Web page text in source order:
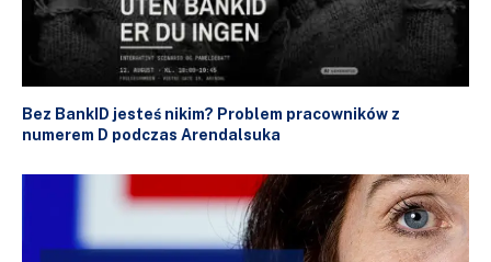
Bez BankID jesteś nikim? Problem pracowników z
numerem D podczas Arendalsuka